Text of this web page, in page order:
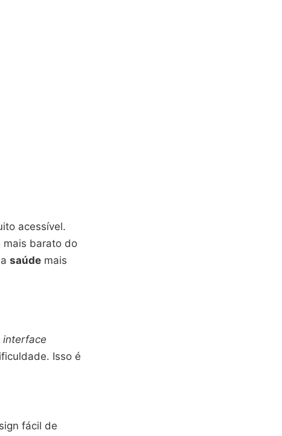
acessível.
mais barato do
saúde mais
interface
Isso é
fácil de